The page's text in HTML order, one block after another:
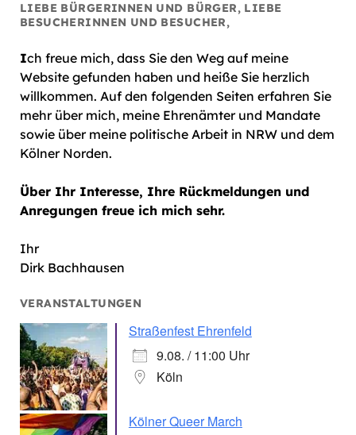
LIEBE BÜRGERINNEN UND BÜRGER, LIEBE
BESUCHERINNEN UND BESUCHER,
Ich freue mich, dass Sie den Weg auf meine
Website gefunden haben und heiße Sie herzlich
willkommen. Auf den folgenden Seiten erfahren Sie
mehr über mich, meine Ehrenämter und Mandate
sowie über meine politische Arbeit in NRW und dem
Kölner Norden.
Über Ihr Interesse, Ihre Rückmeldungen und
Anregungen freue ich mich sehr.
Ihr
Dirk Bachhausen
VERANSTALTUNGEN
Straßenfest Ehrenfeld
9.08. / 11:00 Uhr
Köln
Kölner Queer March